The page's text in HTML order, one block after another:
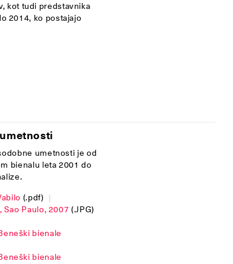
kot tudi predstavnika
2014, ko postajajo
umetnosti je od
bienalu leta 2001 do
(.pdf) |
Sao Paulo, 2007 (.JPG)
bienale
bienale